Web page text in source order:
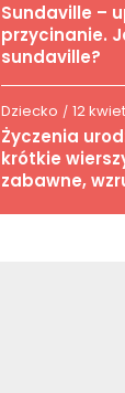
Sundaville –
przycinanie.
sundaville?
Dziecko / 12
Życzenia
krótkie
zabawne,